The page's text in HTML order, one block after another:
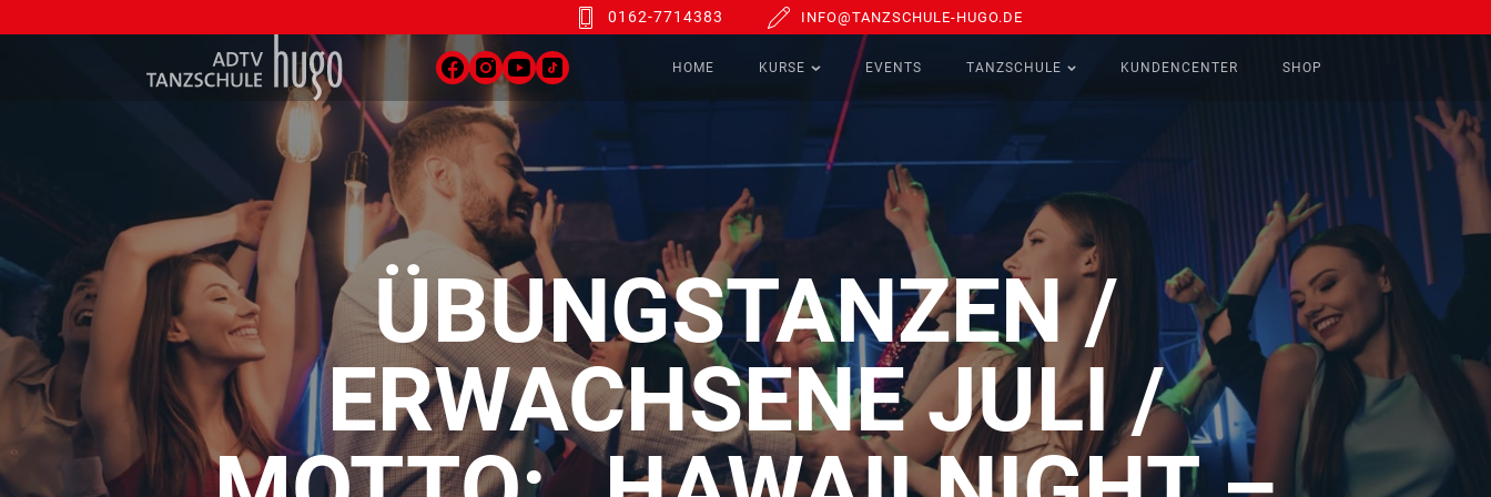
0162-7714383 INFO@TANZSCHULE-HUGO.DE
HOME KURSE EVENTS TANZSCHULE KUNDENCENTER SHOP
ÜBUNGSTANZEN /
ERWACHSENE JULI /